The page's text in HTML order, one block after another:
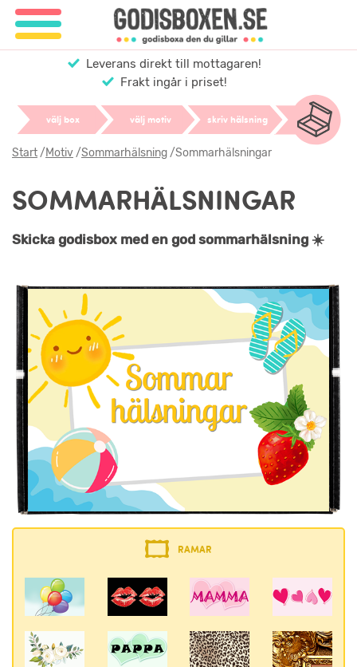
Leverans direkt till mottagaren!
Frakt ingår i priset!
välj box välj motiv skriv hälsning
Start/Motiv/Sommarhälsning/Sommarhälsningar
SOMMARHÄLSNINGAR
Skicka godisbox med en god sommarhälsning ☀️
RAMAR